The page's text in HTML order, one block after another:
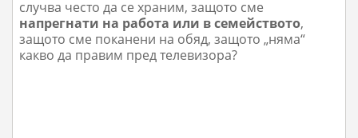
случва често да се храним, защото сме
напрегнати на работа или в семейството,
защото сме поканени на обяд, защото „няма“
какво да правим пред телевизора?